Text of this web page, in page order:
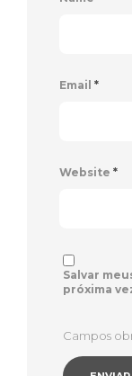
Email *
Website *
Salvar
próxima
Campos